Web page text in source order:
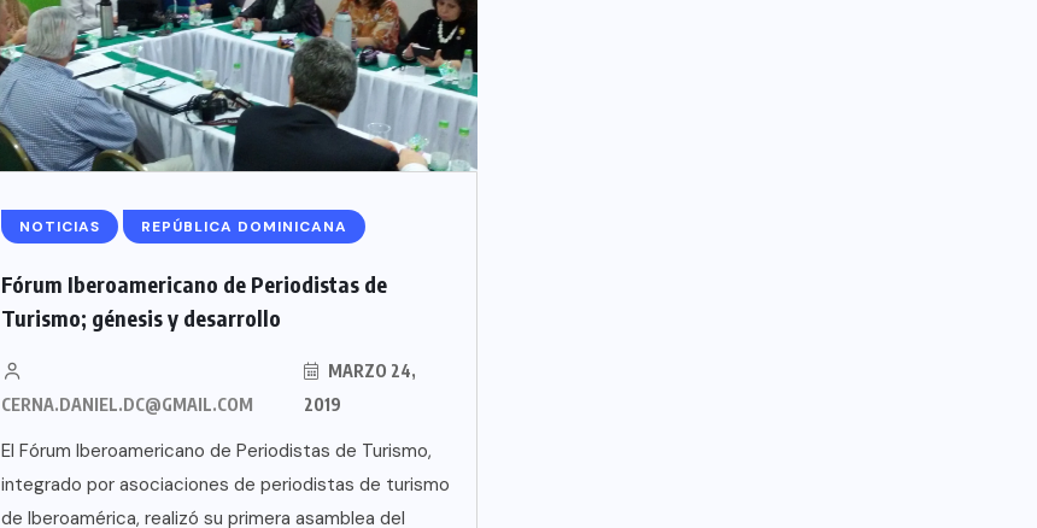
NOTICIAS REPÚBLICA DOMINICANA
Fórum Iberoamericano de Periodistas de
Turismo; génesis y desarrollo
CERNA.DANIEL.DC@GMAIL.COM
MARZO 24,
2019
El Fórum Iberoamericano de Periodistas de Turismo,
integrado por asociaciones de periodistas de turismo
de Iberoamérica, realizó su primera asamblea del